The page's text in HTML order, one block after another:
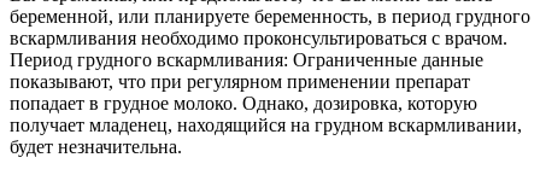
беременной, или планируете беременность, в период грудного
вскармливания необходимо проконсультироваться с врачом.
Период грудного вскармливания: Ограниченные данные
показывают, что при регулярном применении препарат
попадает в грудное молоко. Однако, дозировка, которую
получает младенец, находящийся на грудном вскармливании,
будет незначительна.